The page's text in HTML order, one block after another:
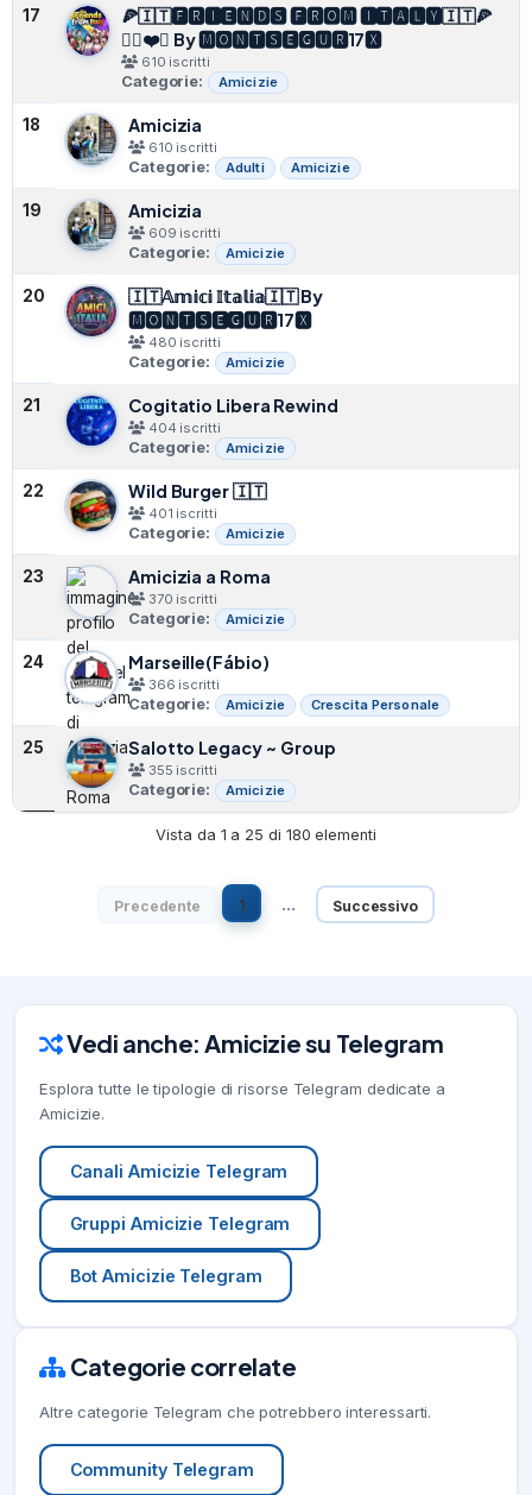
17
🍕🇮🇹🅵🆁🅸🅴🅽🅳🆂 🅵🆁🅾️🅼 🅸🆃🅰️🅻🆈🇮🇹🍕
🏳️‍🌈❤️☮️ By 🅼🅾️🅽🆃🆂🅴🅶🆄🆁17🆇
610 iscritti
Categorie: Amicizie
18 Amicizia
610 iscritti
Categorie: Adulti Amicizie
19 Amicizia
609 iscritti
Categorie: Amicizie
20
🇮🇹𝔸𝕞𝕚𝕔𝕚 𝕀𝕥𝕒𝕝𝕚𝕒🇮🇹 By
🅼🅾️🅽🆃🆂🅴🅶🆄🆁17🆇
480 iscritti
Categorie: Amicizie
21 Cogitatio Libera Rewind
404 iscritti
Categorie: Amicizie
22 Wild Burger 🇮🇹
401 iscritti
Categorie: Amicizie
23 Amicizia a Roma
370 iscritti
Categorie: Amicizie
24 Marseille(Fábio)
366 iscritti
Categorie: Amicizie Crescita Personale
25 Salotto Legacy ~ Group
355 iscritti
Categorie: Amicizie
Vista da 1 a 25 di 180 elementi
Precedente 1 … Successivo
Vedi anche: Amicizie su Telegram
Esplora tutte le tipologie di risorse Telegram dedicate a
Amicizie.
Canali Amicizie Telegram
Gruppi Amicizie Telegram
Bot Amicizie Telegram
Categorie correlate
Altre categorie Telegram che potrebbero interessarti.
Community Telegram